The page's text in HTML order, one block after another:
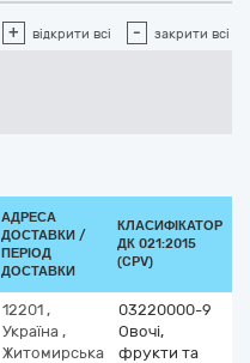
+ відкрити всі - закрити всі
АДРЕСА
ДОСТАВКИ /
ПЕРІОД
ДОСТАВКИ
КЛАСИФІКАТОР
ДК 021:2015
(CPV)
12201 ,
Україна ,
Житомирська
03220000-9
Овочі,
фрукти та